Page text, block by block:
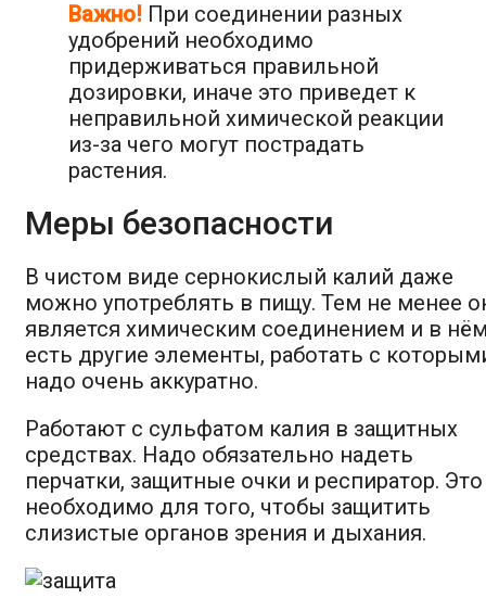
Важно! При соединении разных
удобрений необходимо
придерживаться правильной
дозировки, иначе это приведет к
неправильной химической реакции
из-за чего могут пострадать
растения.
Меры безопасности
В чистом виде сернокислый калий даже
можно употреблять в пищу. Тем не менее
является химическим соединением и в
есть другие элементы, работать с
надо очень аккуратно.
Работают с сульфатом калия в защитных
средствах. Надо обязательно надеть
перчатки, защитные очки и респиратор. Это
необходимо для того, чтобы защитить
слизистые органов зрения и дыхания.